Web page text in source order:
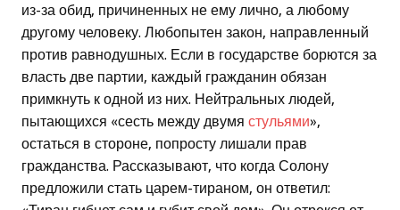
из-за обид, причиненных не ему лично, а любому
другому человеку. Любопытен закон, направленный
против равнодушных. Если в государстве борются за
власть две партии, каждый гражданин обязан
примкнуть к одной из них. Нейтральных людей,
пытающихся «сесть между двумя стульями»,
остаться в стороне, попросту лишали прав
гражданства. Рассказывают, что когда Солону
предложили стать царем-тираном, он ответил: